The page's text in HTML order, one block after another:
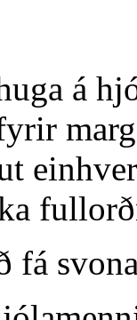
á
fá